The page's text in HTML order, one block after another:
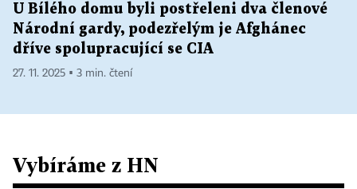
U Bílého domu byli postřeleni dva členové
Národní gardy, podezřelým je Afghánec
dříve spolupracující se CIA
27. 11. 2025 ▪ 3 min. čtení
Vybíráme z HN